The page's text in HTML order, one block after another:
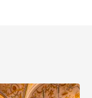
Pozzo Etrusco –